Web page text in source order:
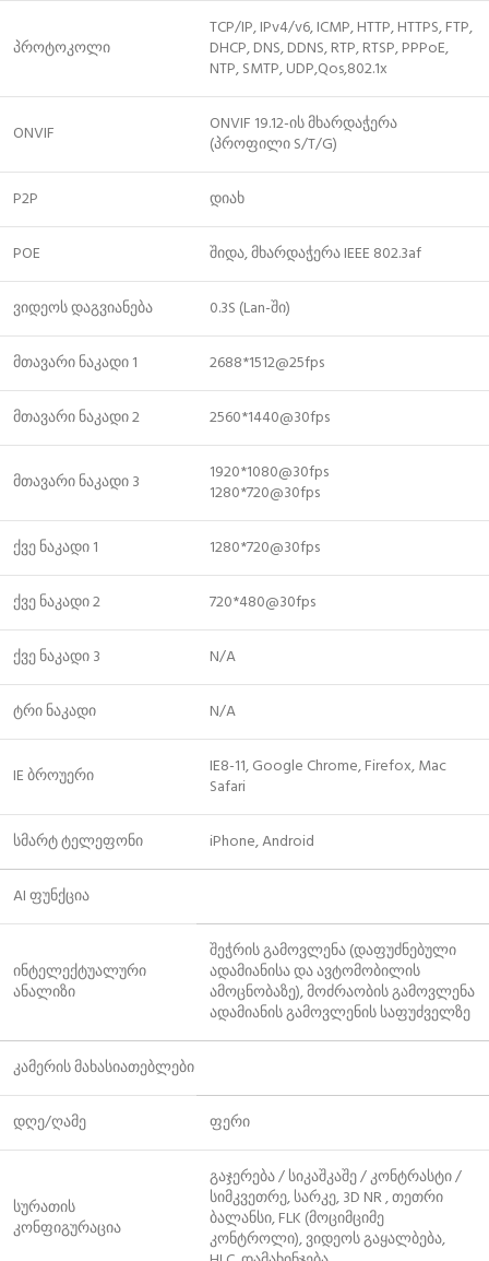
პროტოკოლი
TCP/IP, IPv4/v6, ICMP, HTTP, HTTPS, FTP,
DHCP, DNS, DDNS, RTP, RTSP, PPPoE,
NTP, SMTP, UDP,Qos,802.1x
ONVIF
ONVIF 19.12-ის მხარდაჭერა
(პროფილი S/T/G)
P2P დიახ
POE შიდა, მხარდაჭერა IEEE 802.3af
ვიდეოს დაგვიანება 0.3S (Lan-ში)
მთავარი ნაკადი 1 2688*1512@25fps
მთავარი ნაკადი 2 2560*1440@30fps
მთავარი ნაკადი 3
1920*1080@30fps
1280*720@30fps
ქვე ნაკადი 1 1280*720@30fps
ქვე ნაკადი 2 720*480@30fps
ქვე ნაკადი 3 N/A
ტრი ნაკადი N/A
IE ბროუერი
IE8-11, Google Chrome, Firefox, Mac
Safari
სმარტ ტელეფონი iPhone, Android
AI ფუნქცია
ინტელექტუალური
ანალიზი
შეჭრის გამოვლენა (დაფუძნებული
ადამიანისა და ავტომობილის
ამოცნობაზე), მოძრაობის გამოვლენა
ადამიანის გამოვლენის საფუძველზე
კამერის მახასიათებლები
დღე/ღამე ფერი
სურათის
კონფიგურაცია
გაჯერება / სიკაშკაშე / კონტრასტი /
სიმკვეთრე, სარკე, 3D NR , თეთრი
ბალანსი, FLK (მოციმციმე
კონტროლი), ვიდეოს გაყალბება,